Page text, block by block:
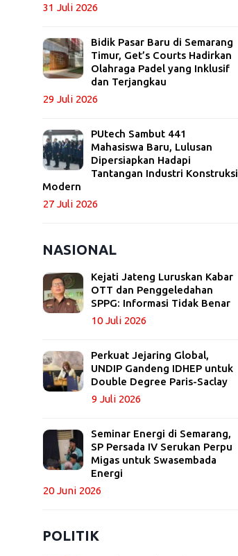
31 Juli 2026
Bidik Pasar Baru di Semarang
Timur, Get’s Courts Hadirkan
Olahraga Padel yang Inklusif
dan Terjangkau
29 Juli 2026
PUtech Sambut 441
Mahasiswa Baru, Lulusan
Dipersiapkan Hadapi
Tantangan Industri Konstruksi
Modern
27 Juli 2026
NASIONAL
Kejati Jateng Luruskan Kabar
OTT dan Penggeledahan
SPPG: Informasi Tidak Benar
10 Juli 2026
Perkuat Jejaring Global,
UNDIP Gandeng IDHEP untuk
Double Degree Paris-Saclay
9 Juli 2026
Seminar Energi di Semarang,
SP Persada IV Serukan Perpu
Migas untuk Swasembada
Energi
20 Juni 2026
POLITIK